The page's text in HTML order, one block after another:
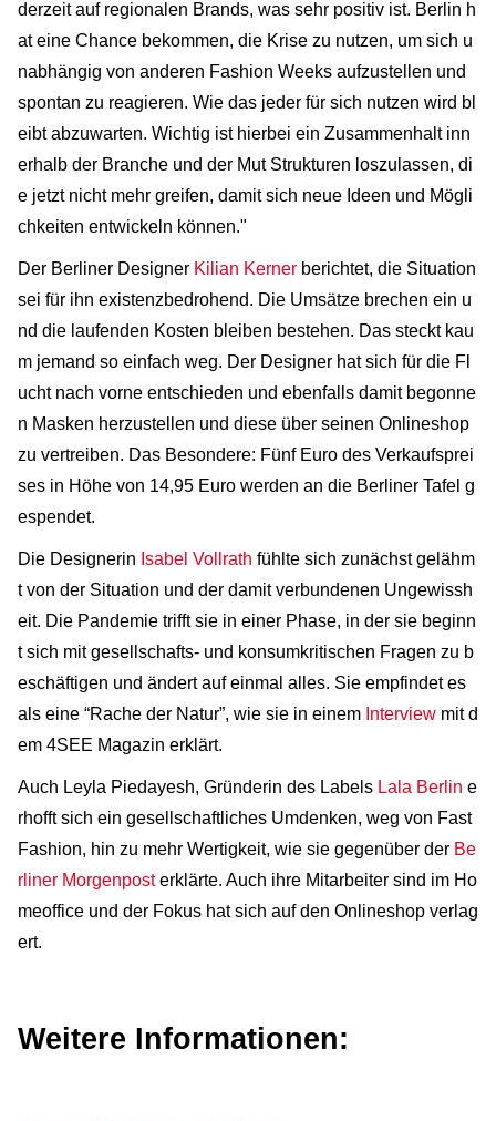
derzeit auf regionalen Brands, was sehr positiv ist. Berlin h
at eine Chance bekommen, die Krise zu nutzen, um sich u
nabhängig von anderen Fashion Weeks aufzustellen und
spontan zu reagieren. Wie das jeder für sich nutzen wird bl
eibt abzuwarten. Wichtig ist hierbei ein Zusammenhalt inn
erhalb der Branche und der Mut Strukturen loszulassen, di
e jetzt nicht mehr greifen, damit sich neue Ideen und Mögli
chkeiten entwickeln können."
Der Berliner Designer Kilian Kerner berichtet, die Situation
sei für ihn existenzbedrohend. Die Umsätze brechen ein u
nd die laufenden Kosten bleiben bestehen. Das steckt kau
m jemand so einfach weg. Der Designer hat sich für die Fl
ucht nach vorne entschieden und ebenfalls damit begonne
n Masken herzustellen und diese über seinen Onlineshop
zu vertreiben. Das Besondere: Fünf Euro des Verkaufsprei
ses in Höhe von 14,95 Euro werden an die Berliner Tafel g
espendet.
Die Designerin Isabel Vollrath fühlte sich zunächst gelähm
t von der Situation und der damit verbundenen Ungewissh
eit. Die Pandemie trifft sie in einer Phase, in der sie beginn
t sich mit gesellschafts- und konsumkritischen Fragen zu b
eschäftigen und ändert auf einmal alles. Sie empfindet es
als eine “Rache der Natur”, wie sie in einem Interview mit d
em 4SEE Magazin erklärt.
Auch Leyla Piedayesh, Gründerin des Labels Lala Berlin e
rhofft sich ein gesellschaftliches Umdenken, weg von Fast
Fashion, hin zu mehr Wertigkeit, wie sie gegenüber der Be
rliner Morgenposterklärte. Auch ihre Mitarbeiter sind im Ho
meoffice und der Fokus hat sich auf den Onlineshop verlag
ert.
Weitere Informationen: